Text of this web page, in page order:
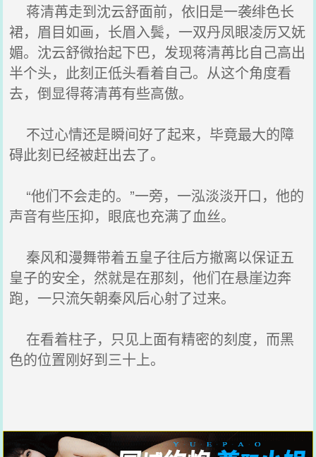
蒋清苒走到沈云舒面前，依旧是一袭绯色长
裙，眉目如画，长眉入鬓，一双丹凤眼凌厉又妩
媚。沈云舒微抬起下巴，发现蒋清苒比自己高出
半个头，此刻正低头看着自己。从这个角度看
去，倒显得蒋清苒有些高傲。
不过心情还是瞬间好了起来，毕竟最大的障
碍此刻已经被赶出去了。
“他们不会走的。”一旁，一泓淡淡开口，他的
声音有些压抑，眼底也充满了血丝。
秦风和漫舞带着五皇子往后方撤离以保证五
皇子的安全，然就是在那刻，他们在悬崖边奔
跑，一只流矢朝秦风后心射了过来。
在看着柱子，只见上面有精密的刻度，而黑
色的位置刚好到三十上。